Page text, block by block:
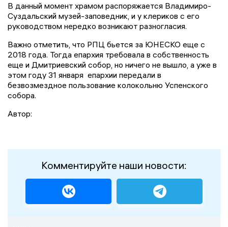
В данный момент храмом распоряжается Владимиро-
Суздальский музей-заповедник, и у клериков с его
руководством нередко возникают разногласия.
Важно отметить, что РПЦ бьется за ЮНЕСКО еще с
2018 года. Тогда епархия требовала в собственность
еще и Дмитриевский собор, но ничего не вышло, а уже в
этом году 31 января епархии передали в
безвозмездное пользование колокольню Успенского
собора.
Автор:
Комментируйте наши новости: